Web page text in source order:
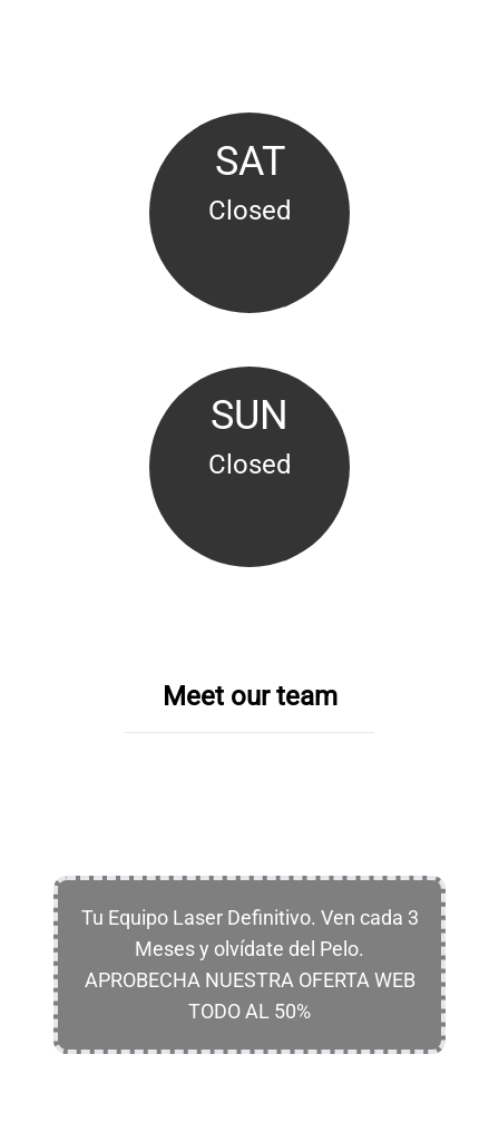
SAT
Closed
SUN
Closed
Meet our team
Tu Equipo Laser Definitivo. Ven cada 3
Meses y olvídate del Pelo.
APROBECHA NUESTRA OFERTA WEB
TODO AL 50%